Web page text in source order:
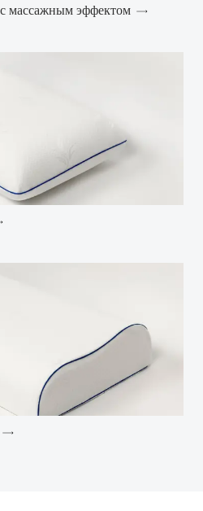
массажным эффектом